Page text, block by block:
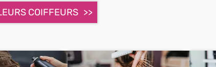
COIFFEURS